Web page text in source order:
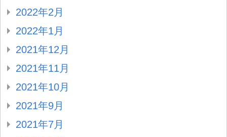
2022年2月
2022年1月
2021年12月
2021年11月
2021年10月
2021年9月
2021年7月